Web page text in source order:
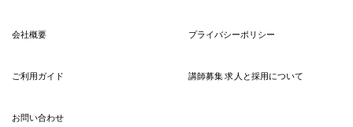
会社概要 プライバシーポリシー
ご利用ガイド 講師募集 求人と採用について
お問い合わせ